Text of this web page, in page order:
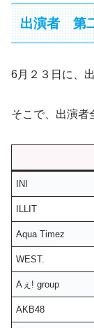
出演者 第
6月２３日に、
そこで、出演者
INI
ILLIT
Aqua Timez
WEST.
Aぇ! group
AKB48